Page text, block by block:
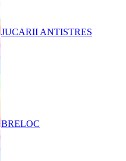
JUCARII ANTISTRES
BRELOC